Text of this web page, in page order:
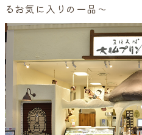
るお気に入りの一品～